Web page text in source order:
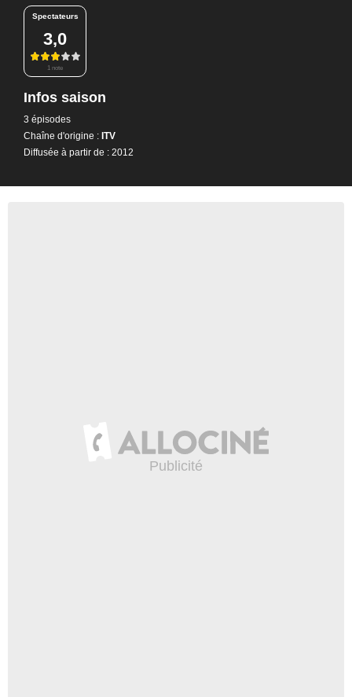
Spectateurs
3,0
1 note
Infos saison
3 épisodes
Chaîne d'origine : ITV
Diffusée à partir de : 2012